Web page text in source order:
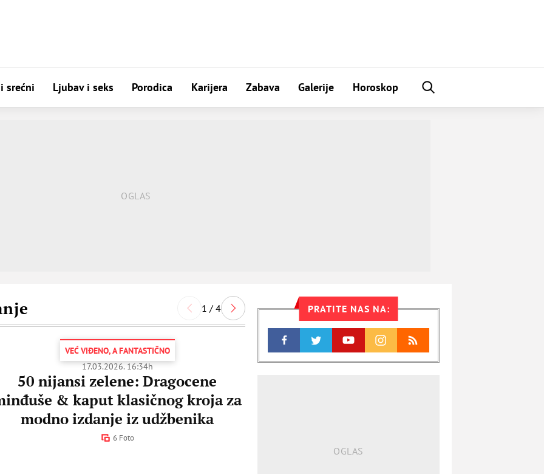
srećni Ljubav i seks Porodica Karijera Zabava Galerije Horoskop
1 / 4
VEĆ VIĐENO, A FANTASTIČNO
17.03.2026. 16:34h
50 nijansi zelene: Dragocene
& kaput klasičnog kroja za
modno izdanje iz udžbenika
6 Foto
PRATITE NAS NA: